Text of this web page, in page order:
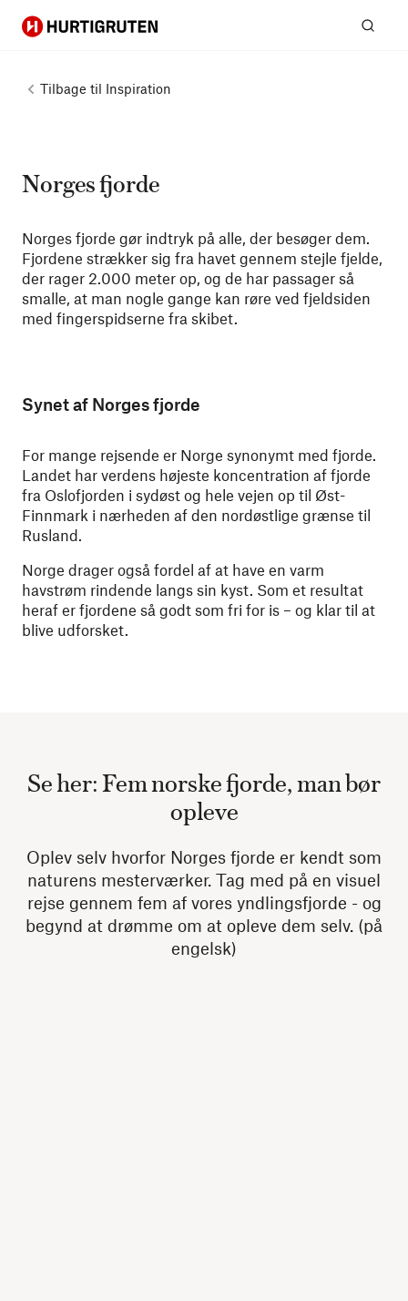
Hurtigruten
Tilbage til Inspiration
Norges fjorde
Norges fjorde gør indtryk på alle, der besøger dem.
Fjordene strækker sig fra havet gennem stejle fjelde,
der rager 2.000 meter op, og de har passager så
smalle, at man nogle gange kan røre ved fjeldsiden
med fingerspidserne fra skibet.
Synet af Norges fjorde
For mange rejsende er Norge synonymt med fjorde.
Landet har verdens højeste koncentration af fjorde
fra Oslofjorden i sydøst og hele vejen op til Øst-
Finnmark i nærheden af den nordøstlige grænse til
Rusland.
Norge drager også fordel af at have en varm
havstrøm rindende langs sin kyst. Som et resultat
heraf er fjordene så godt som fri for is – og klar til at
blive udforsket.
Se her: Fem norske fjorde, man bør
opleve
Oplev selv hvorfor Norges fjorde er kendt som
naturens mesterværker. Tag med på en visuel
rejse gennem fem af vores yndlingsfjorde - og
begynd at drømme om at opleve dem selv. (på
engelsk)